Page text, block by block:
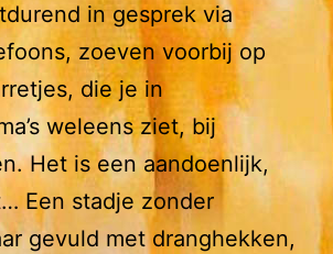
in gesprek via
zoeven voorbij op
die je in
weleens ziet, bij
Het is een aandoenlijk,
Een stadje zonder
gevuld met dranghekken,